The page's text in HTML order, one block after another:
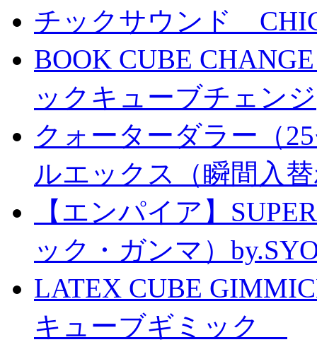
チックサウンド
BOOK CUBE
ックキューブチェンジ
クォーターダラー（
ルエックス（瞬間入
【エンパイア】
ック・ガンマ）
LATEX CUBE
キューブギミック